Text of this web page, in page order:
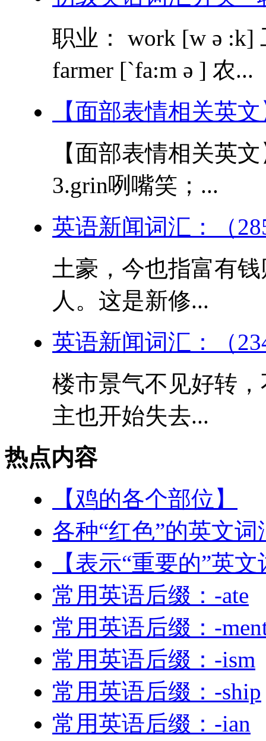
职业： work [w ə :k]
farmer [`fa:m ə ] 农...
【面部表情相关英
【面部表情相关英
3.grin咧嘴笑；...
英语新闻词汇：（
土豪，今也指富有
人。这是新修...
英语新闻词汇：（
楼市景气不见好转
主也开始失去...
热点内容
【鸡的各个部位】
各种“红色”的英文词
【表示“重要的”英文
常用英语后缀：-ate
常用英语后缀：-
常用英语后缀：-ism
常用英语后缀：-ship
常用英语后缀：-ian